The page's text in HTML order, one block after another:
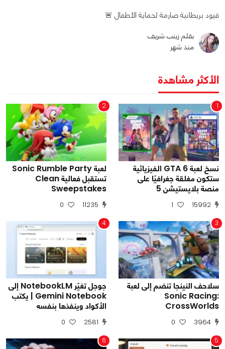
قيود بريطانية صارمة لحماية الأطفال 🚨
بقلم زينب شريف
منذ شهر
الأكثر مشاهدة
1
نسخ لعبة GTA 6 الفيزيائية
ستكون مغلقة جغرافيًا على
منصة بلايستيشن 5
15992
1
2
لعبة Sonic Rumble Party
تستقبل فعالية Clean
Sweepstakes
11235
0
3
سلاحف النينجا تنضم إلى لعبة
Sonic Racing:
CrossWorlds
3964
0
4
جوجل تغيّر NotebookLM إلى
Gemini Notebook | يكتب
الأكواد وينفذها بنفسه
2581
0
5
6